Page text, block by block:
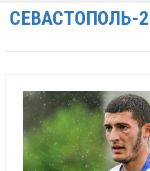
СЕВАСТОПОЛЬ-2